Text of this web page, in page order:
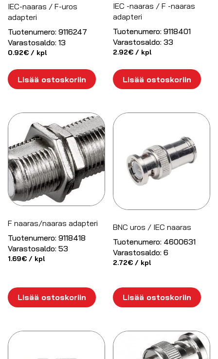
IEC-naaras / F-uros
adapteri
Tuotenumero: 9116247
Varastosaldo: 13
0.92€ / kpl
Lisää ostoskoriin
IEC -naaras / F -naaras
adapteri
Tuotenumero: 9118401
Varastosaldo: 33
2.92€ / kpl
Lisää ostoskoriin
F naaras/naaras adapteri
Tuotenumero: 9118418
Varastosaldo: 53
1.69€ / kpl
Lisää ostoskoriin
BNC uros / IEC naaras
Tuotenumero: 4600631
Varastosaldo: 6
2.72€ / kpl
Lisää ostoskoriin